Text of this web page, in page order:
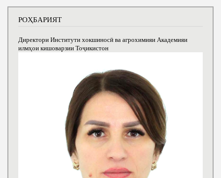
РОҲБАРИЯТ
Директори Институти хокшиносӣ ва агрохимияи Академияи
илмҳои кишоварзии Тоҷикистон